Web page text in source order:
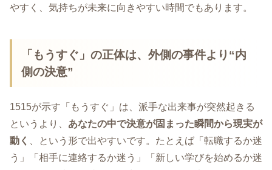
やすく、気持ちが未来に向きやすい時間でもあります。
「もうすぐ」の正体は、外側の事件より“内
側の決意”
1515が示す「もうすぐ」は、派手な出来事が突然起きる
というより、 あなたの中で決意が固まった瞬間から現実が
動く
、という形で出やすいです。たとえば「転職するか迷
う」「相手に連絡するか迷う」「新しい学びを始めるか迷